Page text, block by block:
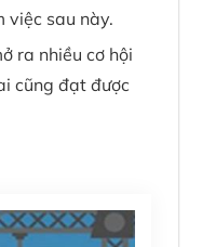
việc sau này.
ra nhiều cơ hội
cũng đạt được